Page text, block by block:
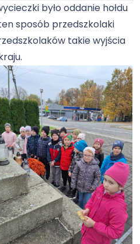
było oddanie hołdu
sposób przedszkolaki
takie wyjścia